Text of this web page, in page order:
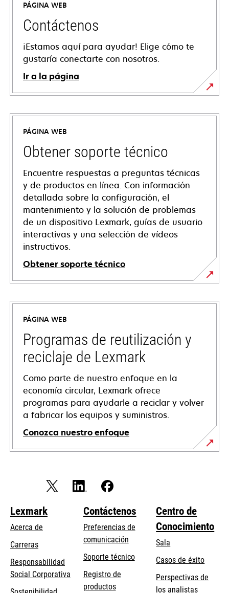
PÁGINA WEB
Contáctenos
¡Estamos aquí para ayudar! Elige cómo te
gustaría conectarte con nosotros.
Ir a la página
PÁGINA WEB
Obtener soporte técnico
Encuentre respuestas a preguntas técnicas
y de productos en línea. Con información
detallada sobre la configuración, el
mantenimiento y la solución de problemas
de un dispositivo Lexmark, guías de usuario
interactivas y una selección de vídeos
instructivos.
Obtener soporte técnico
opens
in
new
tab
PÁGINA WEB
Programas de reutilización y
reciclaje de Lexmark
Como parte de nuestro enfoque en la
economía circular, Lexmark ofrece
programas para ayudarle a reciclar y volver
a fabricar los equipos y suministros.
Conozca nuestro enfoque
Lexmark
Acerca de
Carreras
Responsabilidad
Social Corporativa opens
Contáctenos
Preferencias de
comunicación
Soporte técnicoopens
Registro de
productos
Centro de
Conocimiento
Sala
Casos de éxito
Perspectivas de
los analistas